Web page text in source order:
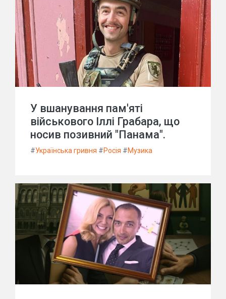
У вшанування пам'яті
військового Іллі Грабара, що
носив позивний "Панама".
#Українська гривня #Росія #Музика